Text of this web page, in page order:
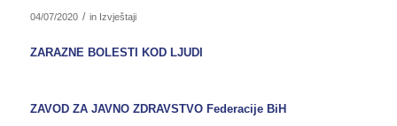
04/07/2020 / in Izvještaji
ZARAZNE BOLESTI KOD LJUDI
ZAVOD ZA JAVNO ZDRAVSTVO Federacije BiH